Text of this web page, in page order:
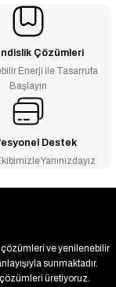
Çözümleri
Enerji ile Tasarrufa
Başlayın
Destek
Yanınızdayız
ve yenilenebilir
sunmaktadır.
üretiyoruz.